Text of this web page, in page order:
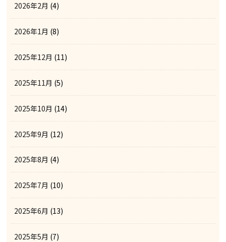
2026年2月 (4)
2026年1月 (8)
2025年12月 (11)
2025年11月 (5)
2025年10月 (14)
2025年9月 (12)
2025年8月 (4)
2025年7月 (10)
2025年6月 (13)
2025年5月 (7)